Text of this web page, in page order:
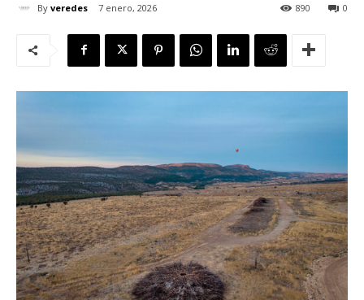
By veredes 7 enero, 2026 0
890